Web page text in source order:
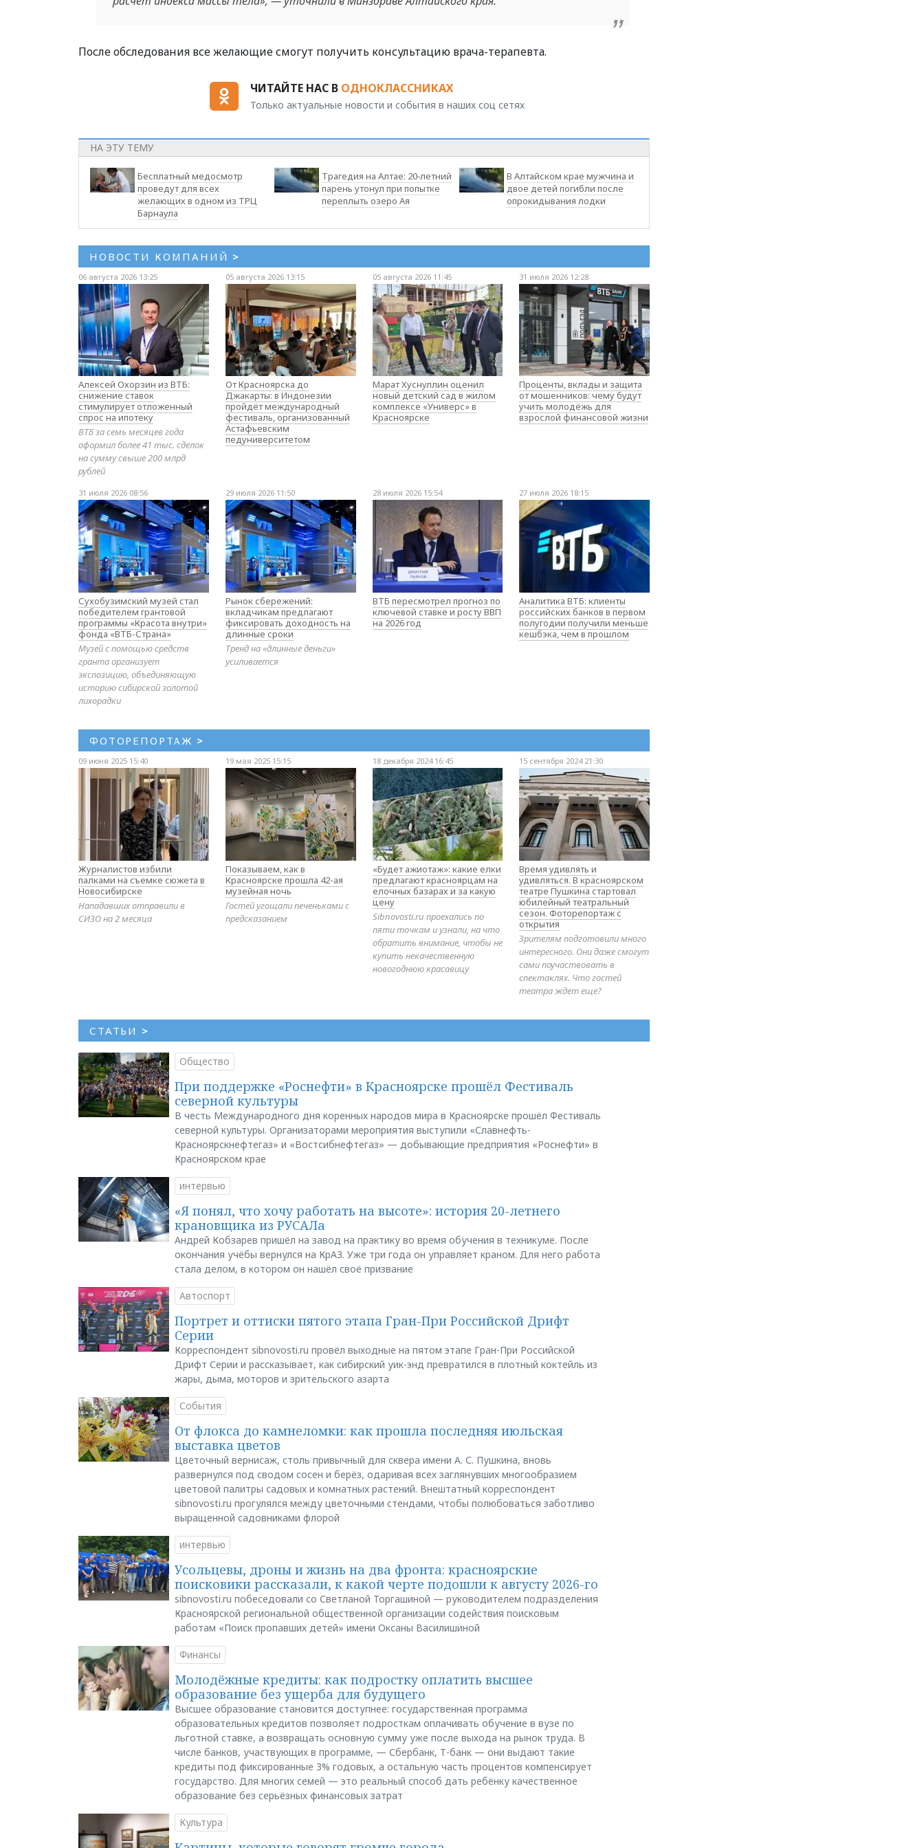
После обследования все желающие смогут получить консультацию врача-терапевта.
ЧИТАЙТЕ НАС В ОДНОКЛАССНИКАХ
Только актуальные новости и события в наших соц сетях
НА ЭТУ ТЕМУ
Бесплатный медосмотр
проведут для всех
желающих в одном из ТРЦ
Барнаула
Трагедия на Алтае: 20‑летний
парень утонул при попытке
переплыть озеро Ая
В Алтайском крае мужчина и
двое детей погибли после
опрокидывания лодки
НОВОСТИ КОМПАНИЙ >
06 августа 2026 13:25
Алексей Охорзин из ВТБ:
снижение ставок
стимулирует отложенный
спрос на ипотеку
ВТБ за семь месяцев года
оформил более 41 тыс. сделок
на сумму свыше 200 млрд
рублей
05 августа 2026 13:15
От Красноярска до
Джакарты: в Индонезии
пройдёт международный
фестиваль, организованный
Астафьевским
педуниверситетом
05 августа 2026 11:45
Марат Хуснуллин оценил
новый детский сад в жилом
комплексе «Универс» в
Красноярске
31 июля 2026 12:28
Проценты, вклады и защита
от мошенников: чему будут
учить молодёжь для
взрослой финансовой жизни
31 июля 2026 08:56
Сухобузимский музей стал
победителем грантовой
программы «Красота внутри»
фонда «ВТБ-Страна»
Музей с помощью средств
гранта организует
экспозицию, объединяющую
историю сибирской золотой
лихорадки
29 июля 2026 11:50
Рынок сбережений:
вкладчикам предлагают
фиксировать доходность на
длинные сроки
Тренд на «длинные деньги»
усиливается
28 июля 2026 15:54
ВТБ пересмотрел прогноз по
ключевой ставке и росту ВВП
на 2026 год
27 июля 2026 18:15
Аналитика ВТБ: клиенты
российских банков в первом
полугодии получили меньше
кешбэка, чем в прошлом
ФОТОРЕПОРТАЖ >
09 июня 2025 15:40
Журналистов избили
палками на съемке сюжета в
Новосибирске
Нападавших отправили в
СИЗО на 2 месяца
19 мая 2025 15:15
Показываем, как в
Красноярске прошла 42-ая
музейная ночь
Гостей угощали печеньками с
предсказанием
18 декабря 2024 16:45
«Будет ажиотаж»: какие елки
предлагают красноярцам на
елочных базарах и за какую
цену
Sibnovosti.ru проехались по
пяти точкам и узнали, на что
обратить внимание, чтобы не
купить некачественную
новогоднюю красавицу
15 сентября 2024 21:30
Время удивлять и
удивляться. В красноярском
театре Пушкина стартовал
юбилейный театральный
сезон. Фоторепортаж с
открытия
Зрителям подготовили много
интересного. Они даже смогут
сами поучаствовать в
спектаклях. Что гостей
театра ждет еще?
СТАТЬИ >
Общество
При поддержке «Роснефти» в Красноярске прошёл Фестиваль
северной культуры
В честь Международного дня коренных народов мира в Красноярске прошёл Фестиваль
северной культуры. Организаторами мероприятия выступили «Славнефть-
Красноярскнефтегаз» и «Востсибнефтегаз» — добывающие предприятия «Роснефти» в
Красноярском крае
интервью
«Я понял, что хочу работать на высоте»: история 20-летнего
крановщика из РУСАЛа
Андрей Кобзарев пришёл на завод на практику во время обучения в техникуме. После
окончания учёбы вернулся на КрАЗ. Уже три года он управляет краном. Для него работа
стала делом, в котором он нашёл своё призвание
Автоспорт
Портрет и оттиски пятого этапа Гран-При Российской Дрифт
Серии
Корреспондент sibnovosti.ru провёл выходные на пятом этапе Гран-При Российской
Дрифт Серии и рассказывает, как сибирский уик-энд превратился в плотный коктейль из
жары, дыма, моторов и зрительского азарта
События
От флокса до камнеломки: как прошла последняя июльская
выставка цветов
Цветочный вернисаж, столь привычный для сквера имени А. С. Пушкина, вновь
развернулся под сводом сосен и берёз, одаривая всех заглянувших многообразием
цветовой палитры садовых и комнатных растений. Внештатный корреспондент
sibnovosti.ru прогулялся между цветочными стендами, чтобы полюбоваться заботливо
выращенной садовниками флорой
интервью
Усольцевы, дроны и жизнь на два фронта: красноярские
поисковики рассказали, к какой черте подошли к августу 2026-го
sibnovosti.ru побеседовали со Светланой Торгашиной — руководителем подразделения
Красноярской региональной общественной организации содействия поисковым
работам «Поиск пропавших детей» имени Оксаны Василишиной
Финансы
Молодёжные кредиты: как подростку оплатить высшее
образование без ущерба для будущего
Высшее образование становится доступнее: государственная программа
образовательных кредитов позволяет подросткам оплачивать обучение в вузе по
льготной ставке, а возвращать основную сумму уже после выхода на рынок труда. В
числе банков, участвующих в программе, — Сбербанк, Т-банк — они выдают такие
кредиты под фиксированные 3% годовых, а остальную часть процентов компенсирует
государство. Для многих семей — это реальный способ дать ребёнку качественное
образование без серьёзных финансовых затрат
Культура